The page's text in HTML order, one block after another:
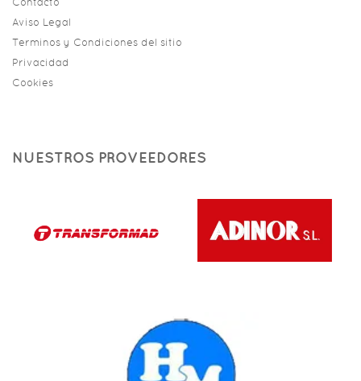
Aviso Legal
Terminos y Condiciones del sitio
Privacidad
Cookies
NUESTROS PROVEEDORES